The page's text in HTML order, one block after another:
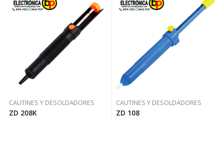
CAUTINES Y DESOLDADORES
ZD 208K
CAUTINES Y DESOLDADORES
ZD 108